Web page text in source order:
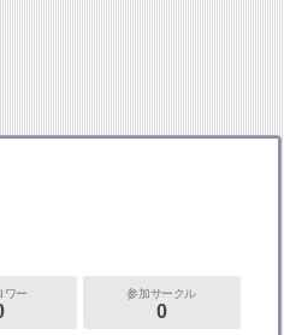
ワー 参加サークル
0